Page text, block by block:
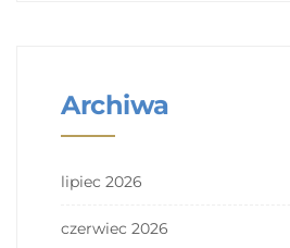
Archiwa
lipiec 2026
czerwiec 2026